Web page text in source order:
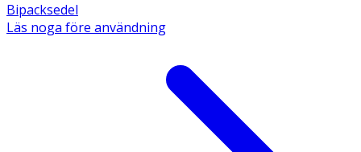
Bipacksedel
Läs noga före användning